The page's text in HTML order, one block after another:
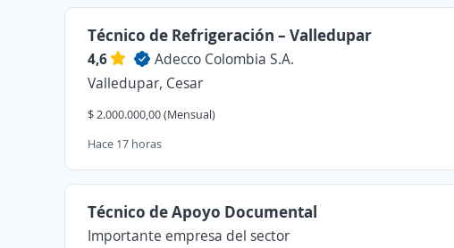
Técnico de Refrigeración – Valledupar
4,6
Adecco Colombia S.A.
Valledupar, Cesar
$ 2.000.000,00 (Mensual)
Hace 17 horas
Técnico de Apoyo Documental
Importante empresa del sector